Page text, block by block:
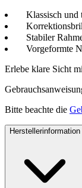
Klassisch und
Stabiler
Vorgeformte
Erlebe klare Sicht
Bitte beachte die
Herstellerinformation